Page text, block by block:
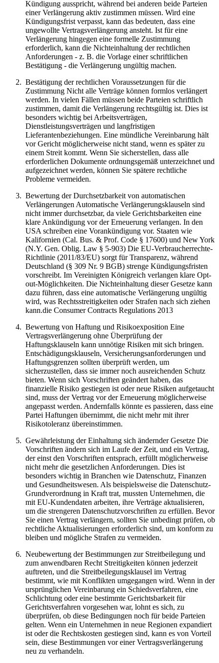
Kündigung ausspricht, während bei anderen beide Parteien
einer Verlängerung aktiv zustimmen müssen. Wird eine
Kündigungsfrist verpasst, kann das bedeuten, dass eine
ungewollte Vertragsverlängerung ansteht. Ist für eine
Verlängerung hingegen eine formelle Zustimmung
erforderlich, kann die Nichteinhaltung der rechtlichen
Anforderungen - z. B. die Vorlage einer schriftlichen
Bestätigung - die Verlängerung ungültig machen.
Bestätigung der rechtlichen Voraussetzungen für die
Zustimmung Nicht alle Verträge können formlos verlängert
werden. In vielen Fällen müssen beide Parteien schriftlich
zustimmen, damit die Verlängerung rechtsgültig ist. Dies ist
besonders wichtig bei Arbeitsverträgen,
Dienstleistungsverträgen und langfristigen
Lieferantenbeziehungen. Eine mündliche Vereinbarung hält
vor Gericht möglicherweise nicht stand, wenn es später zu
einem Streit kommt. Wenn Sie sicherstellen, dass alle
erforderlichen Dokumente ordnungsgemäß unterzeichnet und
aufgezeichnet werden, können Sie spätere rechtliche
Probleme vermeiden.
Bewertung der Durchsetzbarkeit von automatischen
Verlängerungen Automatische Verlängerungsklauseln sind
nicht immer durchsetzbar, da viele Gerichtsbarkeiten eine
klare Ankündigung vor der Erneuerung verlangen. In den
USA schreiben eine Vorankündigung vor. Staaten wie
Kalifornien (Cal. Bus. & Prof. Code § 17600) und New York
(N.Y. Gen. Oblig. Law § 5-903) Die EU-Verbraucherrechte-
Richtlinie (2011/83/EU) sorgt für Transparenz, während
Deutschland (§ 309 Nr. 9 BGB) strenge Kündigungsfristen
vorschreibt. Im Vereinigten Königreich verlangen klare Opt-
out-Möglichkeiten. Die Nichteinhaltung dieser Gesetze kann
dazu führen, dass eine automatische Verlängerung ungültig
wird, was Rechtsstreitigkeiten oder Strafen nach sich ziehen
kann.die Consumer Contracts Regulations 2013
Bewertung von Haftung und Risikoexposition Eine
Vertragsverlängerung ohne Überprüfung der
Haftungsklauseln kann unnötige Risiken mit sich bringen.
Entschädigungsklauseln, Versicherungsanforderungen und
Haftungsgrenzen sollten überprüft werden, um
sicherzustellen, dass sie immer noch ausreichenden Schutz
bieten. Wenn sich Vorschriften geändert haben, das
finanzielle Risiko gestiegen ist oder neue Risiken aufgetaucht
sind, muss der Vertrag vor der Erneuerung möglicherweise
angepasst werden. Andernfalls könnte es passieren, dass eine
Partei Haftungen übernimmt, die nicht mehr mit ihrer
Risikotoleranz übereinstimmen.
Gewährleistung der Einhaltung sich ändernder Gesetze Die
Vorschriften ändern sich im Laufe der Zeit, und ein Vertrag,
der einst den Vorschriften entsprach, erfüllt möglicherweise
nicht mehr die gesetzlichen Anforderungen. Dies ist
besonders wichtig in Branchen wie Datenschutz, Finanzen
und Gesundheitswesen. Als beispielsweise die Datenschutz-
Grundverordnung in Kraft trat, mussten Unternehmen, die
mit EU-Kundendaten arbeiten, ihre Verträge aktualisieren,
um die strengeren Datenschutzvorschriften zu erfüllen. Bevor
Sie einen Vertrag verlängern, sollten Sie unbedingt prüfen, ob
rechtliche Aktualisierungen erforderlich sind, um konform zu
bleiben und mögliche Strafen zu vermeiden.
Neubewertung der Bestimmungen zur Streitbeilegung und
zum anwendbaren Recht Streitigkeiten können jederzeit
auftreten, und die Streitbeilegungsklausel im Vertrag
bestimmt, wie mit Konflikten umgegangen wird. Wenn in der
ursprünglichen Vereinbarung ein Schiedsverfahren, eine
Schlichtung oder eine bestimmte Gerichtsbarkeit für
Gerichtsverfahren vorgesehen war, lohnt es sich, zu
überprüfen, ob diese Bedingungen noch für beide Parteien
gelten. Wenn ein Unternehmen in neue Regionen expandiert
ist oder die Rechtskosten gestiegen sind, kann es von Vorteil
sein, diese Bestimmungen vor einer Vertragsverlängerung
neu zu verhandeln.